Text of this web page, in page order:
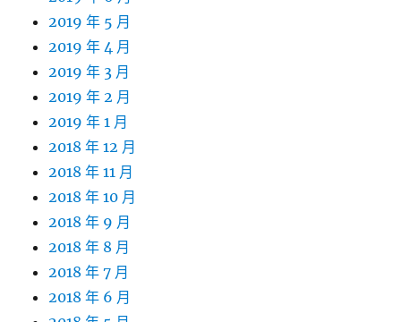
2019 年 5 月
2019 年 4 月
2019 年 3 月
2019 年 2 月
2019 年 1 月
2018 年 12 月
2018 年 11 月
2018 年 10 月
2018 年 9 月
2018 年 8 月
2018 年 7 月
2018 年 6 月